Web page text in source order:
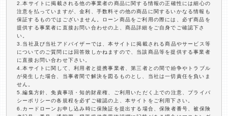
2.本サイトに掲載される他の事業者の商品に関する情報の正確性には細心の
注意を払っていますが、金利、手数料その他の商品に関するいかなる情報も
保証するものではございません。ローン商品をご利用の際には、必ず商品を
提供する事業者に直接お問い合わせの上、商品詳細をご自身でご確認下さ
い。
3.当社及び当社アドバイザーでは、本サイトに掲載される商品やサービス等
についてのご質問には回答致しかねますので、当該商品等を提供する事業者
に直接お問い合わせ下さい。
4.本サイトに関して、利用者と提携事業者、第三者との間で紛争やトラブル
が発生した場合、当事者間で解決を図るものとし、当社は一切責任を負いま
せん。
5.編集方針、免責事項・知的財産権、ご利用いただく上での注意、プライバ
シーポリシーの各規程を必ずご確認の上、本サイトをご利用下さい。
6.カードローンお申し込み時に保険証を提出する場合、保険者番号、被保険